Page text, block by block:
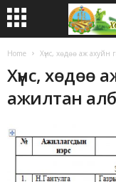
Home Хүнс, хөдөө аж ахуйн
Хүнс, хөдөө
ажилтан